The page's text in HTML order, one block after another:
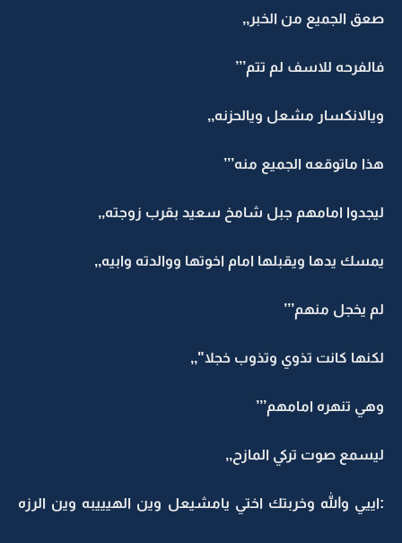
صعق الجميع من الخبر,,
فالفرحه للاسف لم تتم’’’
ويالانكسار مشعل ويالحزنه,,
هذا ماتوقعه الجميع منه’’’
ليجدوا امامهم جبل شامخ سعيد بقرب زوجته,,
يمسك يدها ويقبلها امام اخوتها ووالدته وابيه,,
لم يخجل منهم’’’
لكنها كانت تذوي وتذوب خجلا",,
وهي تنهره امامهم’’’
ليسمع صوت تركي المازح,,
:اييي والله وخربتك اختي يامشيعل وين الهيييبه وين الرزه